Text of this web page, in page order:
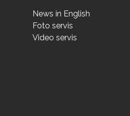
News in English
Foto servis
Video servis